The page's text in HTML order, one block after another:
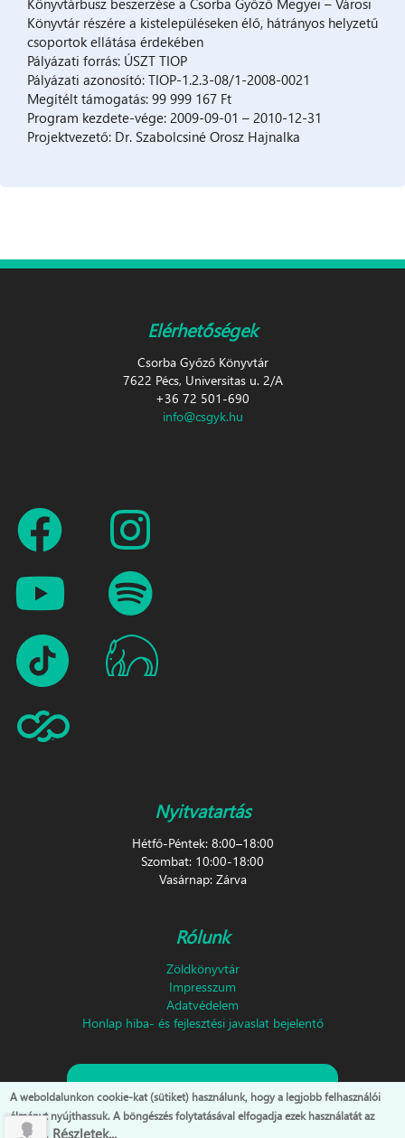
Könyvtárbusz beszerzése a Csorba Győző Megyei – Városi
Könyvtár részére a kistelepüléseken élő, hátrányos helyzetű
csoportok ellátása érdekében
Pályázati forrás: ÚSZT TIOP
Pályázati azonosító: TIOP-1.2.3-08/1-2008-0021
Megítélt támogatás: 99 999 167 Ft
Program kezdete-vége: 2009-09-01 – 2010-12-31
Projektvezető: Dr. Szabolcsiné Orosz Hajnalka
Elérhetőségek
Csorba Győző Könyvtár
7622 Pécs, Universitas u. 2/A
+36 72 501-690
info@csgyk.hu
Nyitvatartás
Hétfő-Péntek: 8:00–18:00
Szombat: 10:00-18:00
Vasárnap: Zárva
Rólunk
Zöldkönyvtár
Impresszum
Adatvédelem
Honlap hiba- és fejlesztési javaslat bejelentő
Feliratkozás hírlevélre!
A weboldalunkon cookie-kat (sütiket) használunk, hogy a legjobb felhasználói
élményt nyújthassuk. A böngészés folytatásával elfogadja ezek használatát az
oldalon. Részletek...